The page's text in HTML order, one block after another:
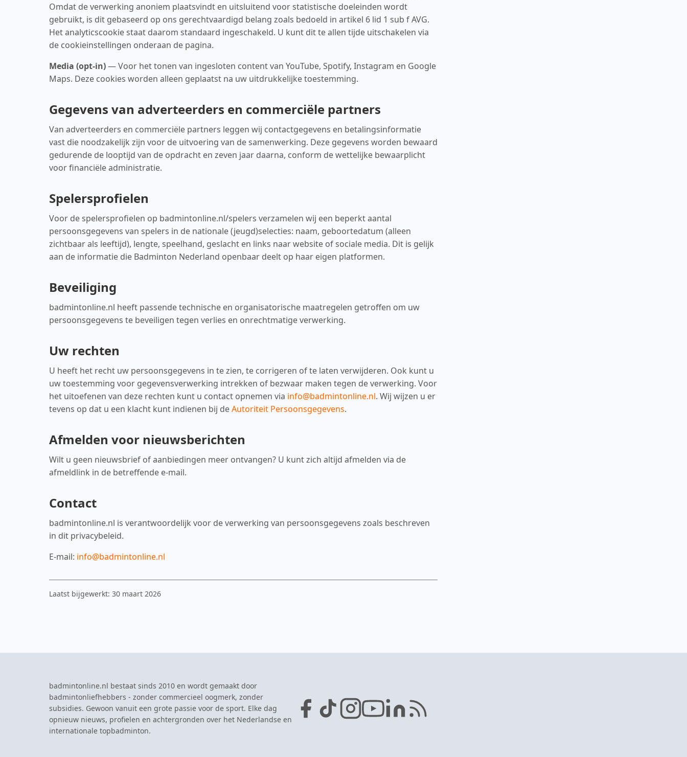
Omdat de verwerking anoniem plaatsvindt en uitsluitend voor statistische doeleinden wordt
gebruikt, is dit gebaseerd op ons gerechtvaardigd belang zoals bedoeld in artikel 6 lid 1 sub f AVG.
Het analyticscookie staat daarom standaard ingeschakeld. U kunt dit te allen tijde uitschakelen via
de cookieinstellingen onderaan de pagina.
Media (opt-in)— Voor het tonen van ingesloten content van YouTube, Spotify, Instagram en Google
Maps. Deze cookies worden alleen geplaatst na uw uitdrukkelijke toestemming.
Gegevens van adverteerders en commerciële partners
Van adverteerders en commerciële partners leggen wij contactgegevens en betalingsinformatie
vast die noodzakelijk zijn voor de uitvoering van de samenwerking. Deze gegevens worden bewaard
gedurende de looptijd van de opdracht en zeven jaar daarna, conform de wettelijke bewaarplicht
voor financiële administratie.
Spelersprofielen
Voor de spelersprofielen op badmintonline.nl/spelers verzamelen wij een beperkt aantal
persoonsgegevens van spelers in de nationale (jeugd)selecties: naam, geboortedatum (alleen
zichtbaar als leeftijd), lengte, speelhand, geslacht en links naar website of sociale media. Dit is gelijk
aan de informatie die Badminton Nederland openbaar deelt op haar eigen platformen.
Beveiliging
badmintonline.nl heeft passende technische en organisatorische maatregelen getroffen om uw
persoonsgegevens te beveiligen tegen verlies en onrechtmatige verwerking.
Uw rechten
U heeft het recht uw persoonsgegevens in te zien, te corrigeren of te laten verwijderen. Ook kunt u
uw toestemming voor gegevensverwerking intrekken of bezwaar maken tegen de verwerking. Voor
het uitoefenen van deze rechten kunt u contact opnemen via info@badmintonline.nl. Wij wijzen u er
tevens op dat u een klacht kunt indienen bij deAutoriteit Persoonsgegevens.
Afmelden voor nieuwsberichten
Wilt u geen nieuwsbrief of aanbiedingen meer ontvangen? U kunt zich altijd afmelden via de
afmeldlink in de betreffende e-mail.
Contact
badmintonline.nl is verantwoordelijk voor de verwerking van persoonsgegevens zoals beschreven
in dit privacybeleid.
E-mail: info@badmintonline.nl
Laatst bijgewerkt: 30 maart 2026
badmintonline.nl bestaat sinds 2010 en wordt gemaakt door
badmintonliefhebbers - zonder commercieel oogmerk, zonder
subsidies. Gewoon vanuit een grote passie voor de sport. Elke dag
opnieuw nieuws, profielen en achtergronden over het Nederlandse en
internationale topbadminton.